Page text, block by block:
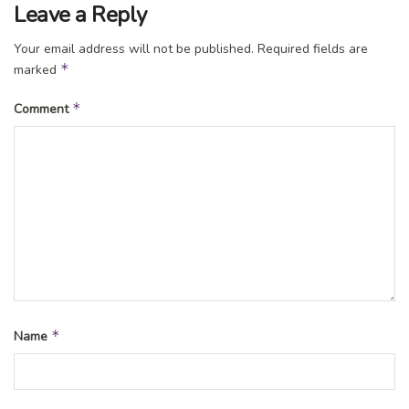
Leave a Reply
Your email address will not be published. Required fields are
marked *
Comment *
Name *